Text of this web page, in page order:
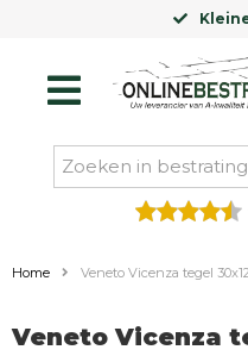
Kleinere
Home Veneto Vicenza tegel
Veneto Vicenza